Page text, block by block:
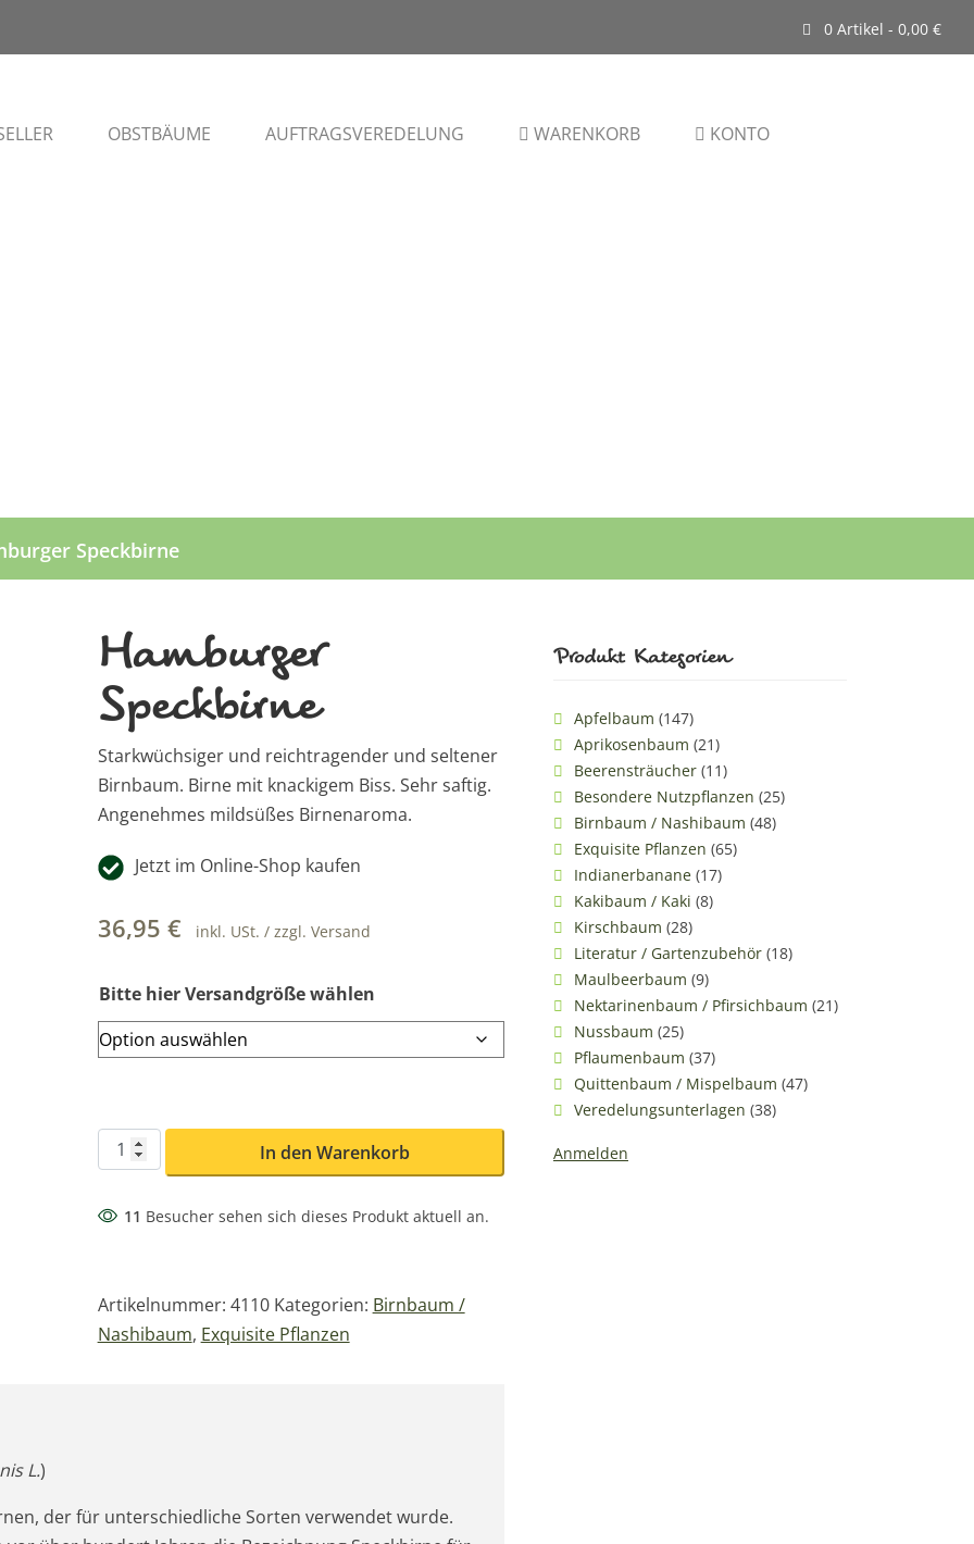
0 Artikel - 0,00 €
OBSTBÄUME AUFTRAGSVEREDELUNG WARENKORB KONTO
Speckbirne
Hamburger
Speckbirne
Starkwüchsiger und reichtragender und seltener
Birnbaum. Birne mit knackigem Biss. Sehr saftig.
Angenehmes mildsüßes Birnenaroma.
Jetzt im Online-Shop kaufen
36,95 € inkl. USt. / zzgl. Versand
Bitte hier Versandgröße wählen
Hamburger Speckbirne MengeIn den Warenkorb
11 Besucher sehen sich dieses Produkt aktuell an.
Artikelnummer: 4110 Kategorien: Birnbaum /
Nashibaum, Exquisite Pflanzen
L.)
der für unterschiedliche Sorten verwendet wurde.
Produkt Kategorien
Apfelbaum (147)
Aprikosenbaum (21)
Beerensträucher (11)
Besondere Nutzpflanzen (25)
Birnbaum / Nashibaum (48)
Exquisite Pflanzen (65)
Indianerbanane (17)
Kakibaum / Kaki (8)
Kirschbaum (28)
Literatur / Gartenzubehör (18)
Maulbeerbaum (9)
Nektarinenbaum / Pfirsichbaum (21)
Nussbaum (25)
Pflaumenbaum (37)
Quittenbaum / Mispelbaum (47)
Veredelungsunterlagen (38)
Anmelden